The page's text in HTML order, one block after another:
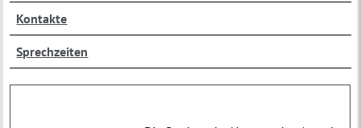
Kontakte
Sprechzeiten